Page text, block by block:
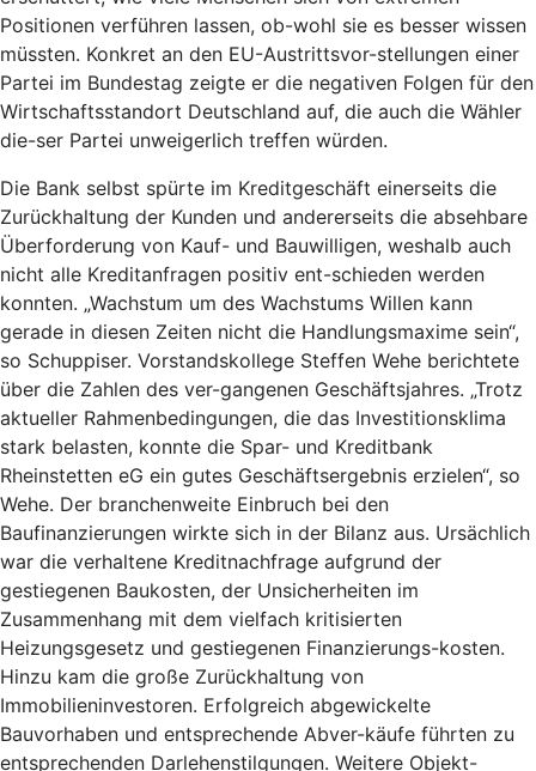
Positionen verführen lassen, ob-wohl sie es besser wissen
müssten. Konkret an den EU-Austrittsvor-stellungen einer
Partei im Bundestag zeigte er die negativen Folgen für den
Wirtschaftsstandort Deutschland auf, die auch die Wähler
die-ser Partei unweigerlich treffen würden.
Die Bank selbst spürte im Kreditgeschäft einerseits die
Zurückhaltung der Kunden und andererseits die absehbare
Überforderung von Kauf- und Bauwilligen, weshalb auch
nicht alle Kreditanfragen positiv ent-schieden werden
konnten. „Wachstum um des Wachstums Willen kann
gerade in diesen Zeiten nicht die Handlungsmaxime sein“,
so Schuppiser. Vorstandskollege Steffen Wehe berichtete
über die Zahlen des ver-gangenen Geschäftsjahres. „Trotz
aktueller Rahmenbedingungen, die das Investitionsklima
stark belasten, konnte die Spar- und Kreditbank
Rheinstetten eG ein gutes Geschäftsergebnis erzielen“, so
Wehe. Der branchenweite Einbruch bei den
Baufinanzierungen wirkte sich in der Bilanz aus. Ursächlich
war die verhaltene Kreditnachfrage aufgrund der
gestiegenen Baukosten, der Unsicherheiten im
Zusammenhang mit dem vielfach kritisierten
Heizungsgesetz und gestiegenen Finanzierungs-kosten.
Hinzu kam die große Zurückhaltung von
Immobilieninvestoren. Erfolgreich abgewickelte
Bauvorhaben und entsprechende Abver-käufe führten zu
entsprechenden Darlehenstilgungen. Weitere Objekt-